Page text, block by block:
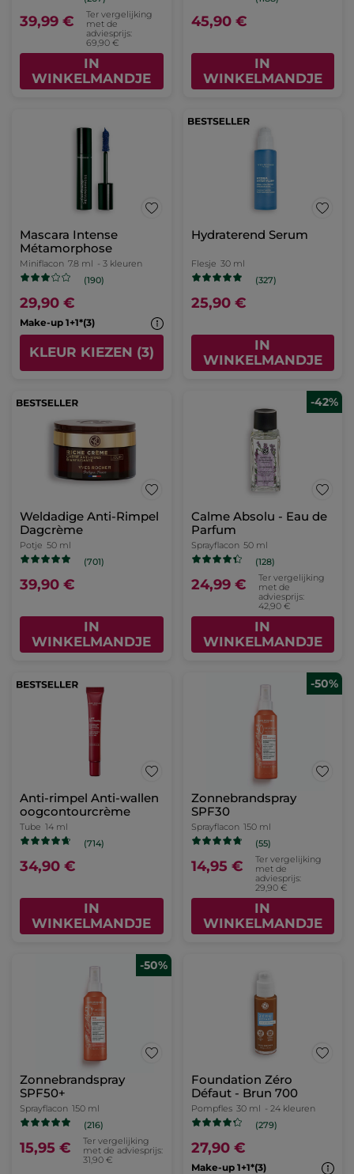
39,99 €
Ter vergelijking
met de
adviesprijs:
69,90 €
IN
WINKELMANDJE
45,90 €
IN
WINKELMANDJE
Mascara Intense
Métamorphose
Miniflacon 7.8 ml - 3 kleuren
(190)
29,90 €
Make-up 1+1*(3)
KLEUR KIEZEN (3)
Hydraterend Serum
Flesje 30 ml
(327)
25,90 €
IN
WINKELMANDJE
Weldadige Anti-Rimpel
Dagcrème
Potje 50 ml
(701)
39,90 €
IN
WINKELMANDJE
-42%
Calme Absolu - Eau de
Parfum
Sprayflacon 50 ml
(128)
24,99 €
Ter vergelijking
met de
adviesprijs:
42,90 €
IN
WINKELMANDJE
Anti-rimpel Anti-wallen
oogcontourcrème
Tube 14 ml
(714)
34,90 €
IN
WINKELMANDJE
-50%
Zonnebrandspray
SPF30
Sprayflacon 150 ml
(55)
14,95 €
Ter vergelijking
met de
adviesprijs:
29,90 €
IN
WINKELMANDJE
-50%
Zonnebrandspray
SPF50+
Sprayflacon 150 ml
(216)
15,95 €
Ter vergelijking
met de adviesprijs:
31,90 €
Foundation Zéro
Défaut - Brun 700
Pompfles 30 ml - 24 kleuren
(279)
27,90 €
Make-up 1+1*(3)